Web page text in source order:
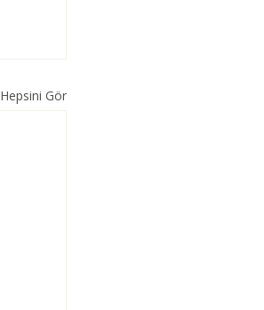
Hepsini Gör